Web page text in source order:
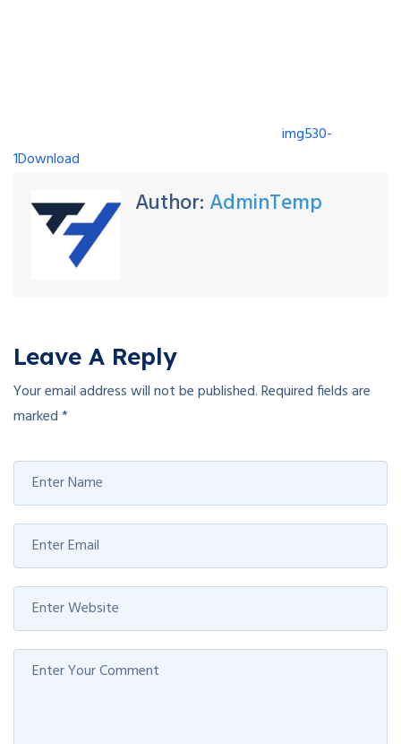
img530-
1Download
Author: AdminTemp
Leave A Reply
Your email address will not be published.Required fields are
marked*